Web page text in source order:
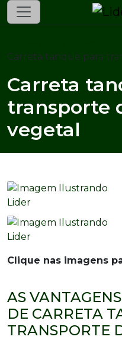
Carreta tanque para
Carreta
transporte
vegetal
Clique nas imagens
AS
DE CARRETA
TRANSPORTE